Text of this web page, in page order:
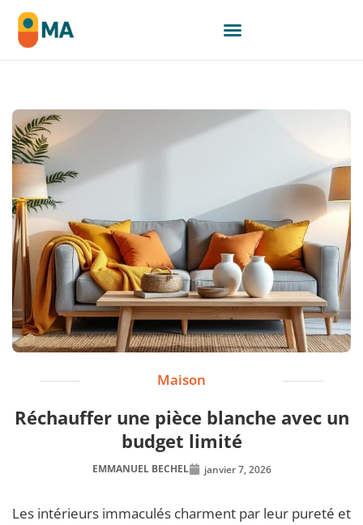
Maison
Réchauffer une pièce blanche avec un
budget limité
EMMANUEL BECHEL janvier 7, 2026
Les intérieurs immaculés charment par leur pureté et